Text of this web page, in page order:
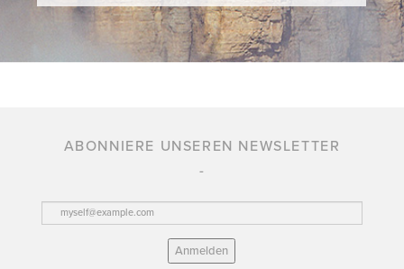
ABONNIERE UNSEREN NEWSLETTER
Anmelden